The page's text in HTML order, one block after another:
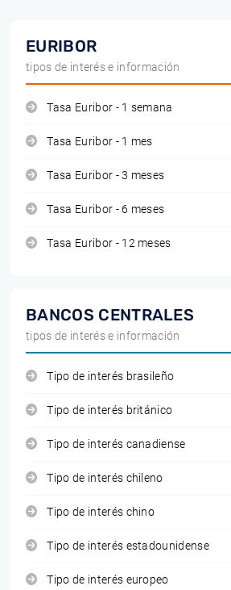
EURIBOR
tipos de interés e información
Tasa Euribor - 1 semana
Tasa Euribor - 1 mes
Tasa Euribor - 3 meses
Tasa Euribor - 6 meses
Tasa Euribor - 12 meses
BANCOS CENTRALES
tipos de interés e información
Tipo de interés brasileño
Tipo de interés británico
Tipo de interés canadiense
Tipo de interés chileno
Tipo de interés chino
Tipo de interés estadounidense
Tipo de interés europeo